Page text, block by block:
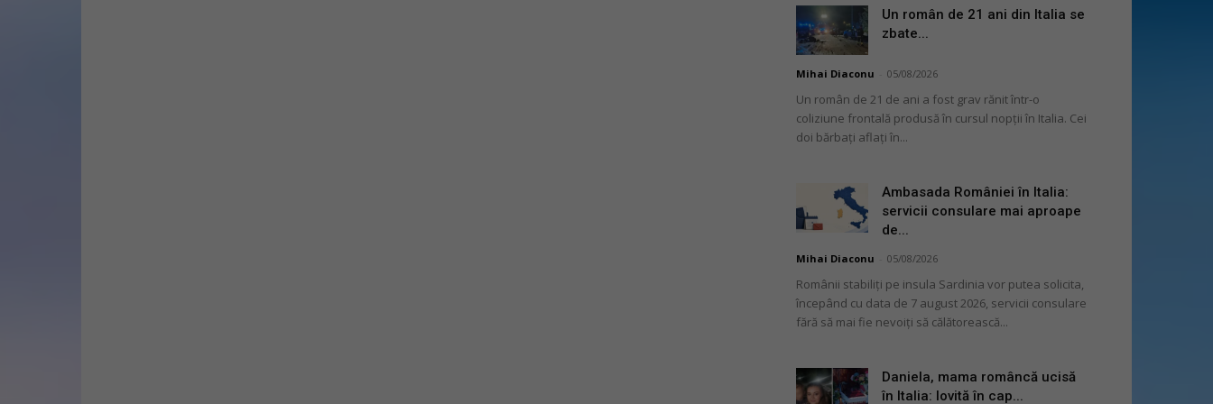
Un român de 21 ani din Italia se
zbate...
Mihai Diaconu 05/08/2026
Un român de 21 de ani a fost grav rănit într-o
coliziune frontală produsă în cursul nopții în Italia. Cei
doi bărbați aflați în...
Ambasada României în Italia:
servicii consulare mai aproape
de...
Mihai Diaconu 05/08/2026
Românii stabiliți pe insula Sardinia vor putea solicita,
începând cu data de 7 august 2026, servicii consulare
fără să mai fie nevoiți să călătorească...
Daniela, mama româncă ucisă
în Italia: lovită în cap...